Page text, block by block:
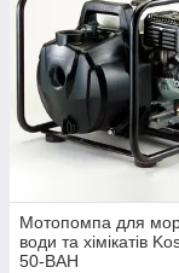
Мотопомпа для
води та хімікатів
50-BAH